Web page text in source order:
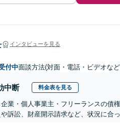
インタビューを見る
付中面談方法(対面・電話・ビデオな
中断 料金表を見る
企業・個人事業主・フリーランスの
訴訟、財産開示請求など、状況に合